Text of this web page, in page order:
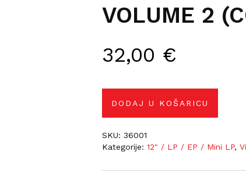
VOLUME 2
32,00 €
DODAJ U KOŠARICU
SKU:36001
Kategorije:12" / LP / EP / Mini LP,